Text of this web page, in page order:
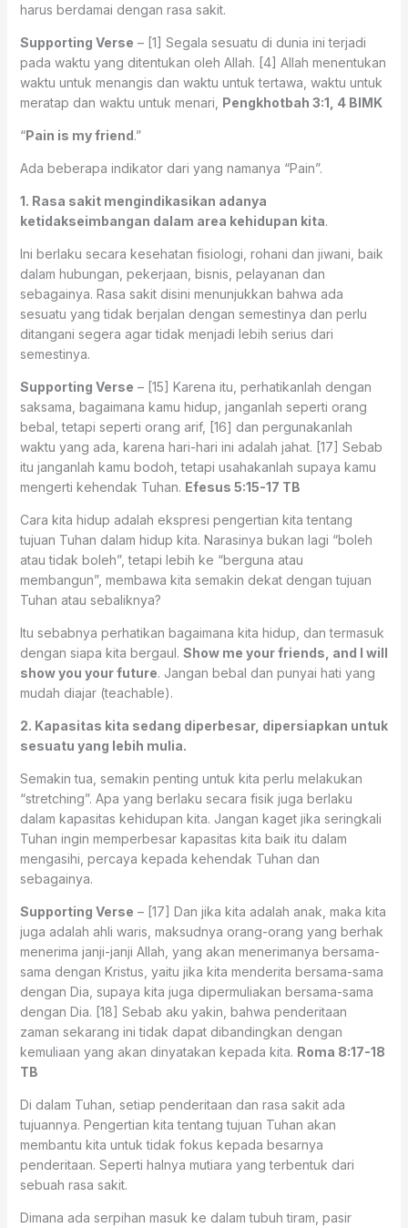
harus berdamai dengan rasa sakit.
Supporting Verse – [1] Segala sesuatu di dunia ini terjadi
pada waktu yang ditentukan oleh Allah. [4] Allah menentukan
waktu untuk menangis dan waktu untuk tertawa, waktu untuk
meratap dan waktu untuk menari, Pengkhotbah 3:1, 4 BIMK
“Pain is my friend.”
Ada beberapa indikator dari yang namanya “Pain”.
1. Rasa sakit mengindikasikan adanya
ketidakseimbangan dalam area kehidupan kita.
Ini berlaku secara kesehatan fisiologi, rohani dan jiwani, baik
dalam hubungan, pekerjaan, bisnis, pelayanan dan
sebagainya. Rasa sakit disini menunjukkan bahwa ada
sesuatu yang tidak berjalan dengan semestinya dan perlu
ditangani segera agar tidak menjadi lebih serius dari
semestinya.
Supporting Verse – [15] Karena itu, perhatikanlah dengan
saksama, bagaimana kamu hidup, janganlah seperti orang
bebal, tetapi seperti orang arif, [16] dan pergunakanlah
waktu yang ada, karena hari-hari ini adalah jahat. [17] Sebab
itu janganlah kamu bodoh, tetapi usahakanlah supaya kamu
mengerti kehendak Tuhan. Efesus 5:15-17 TB
Cara kita hidup adalah ekspresi pengertian kita tentang
tujuan Tuhan dalam hidup kita. Narasinya bukan lagi “boleh
atau tidak boleh”, tetapi lebih ke “berguna atau
membangun”, membawa kita semakin dekat dengan tujuan
Tuhan atau sebaliknya?
Itu sebabnya perhatikan bagaimana kita hidup, dan termasuk
dengan siapa kita bergaul. Show me your friends, and I will
show you your future. Jangan bebal dan punyai hati yang
mudah diajar (teachable).
2. Kapasitas kita sedang diperbesar, dipersiapkan untuk
sesuatu yang lebih mulia.
Semakin tua, semakin penting untuk kita perlu melakukan
“stretching”. Apa yang berlaku secara fisik juga berlaku
dalam kapasitas kehidupan kita. Jangan kaget jika seringkali
Tuhan ingin memperbesar kapasitas kita baik itu dalam
mengasihi, percaya kepada kehendak Tuhan dan
sebagainya.
Supporting Verse – [17] Dan jika kita adalah anak, maka kita
juga adalah ahli waris, maksudnya orang-orang yang berhak
menerima janji-janji Allah, yang akan menerimanya bersama-
sama dengan Kristus, yaitu jika kita menderita bersama-sama
dengan Dia, supaya kita juga dipermuliakan bersama-sama
dengan Dia. [18] Sebab aku yakin, bahwa penderitaan
zaman sekarang ini tidak dapat dibandingkan dengan
kemuliaan yang akan dinyatakan kepada kita. Roma 8:17-18
TB
Di dalam Tuhan, setiap penderitaan dan rasa sakit ada
tujuannya. Pengertian kita tentang tujuan Tuhan akan
membantu kita untuk tidak fokus kepada besarnya
penderitaan. Seperti halnya mutiara yang terbentuk dari
sebuah rasa sakit.
Dimana ada serpihan masuk ke dalam tubuh tiram, pasir